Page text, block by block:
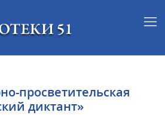
просветительская
диктант»